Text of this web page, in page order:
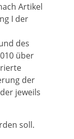
Artikel
I der
des
über
der
jeweils
soll.